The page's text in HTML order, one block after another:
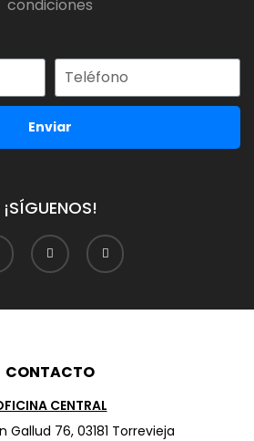
condiciones
Enviar
¡SÍGUENOS!
CONTACTO
CENTRAL
Gallud 76, 03181 Torrevieja